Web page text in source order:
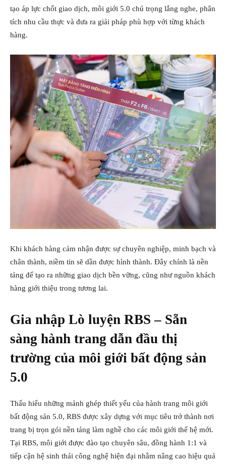
tạo áp lực chốt giao dịch, môi giới 5.0 chú trọng lắng nghe, phân
tích nhu cầu thực và đưa ra giải pháp phù hợp với từng khách
hàng.
Khi khách hàng cảm nhận được sự chuyên nghiệp, minh bạch và
chân thành, niềm tin sẽ dần được hình thành. Đây chính là nền
tảng để tạo ra những giao dịch bền vững, cũng như nguồn khách
hàng giới thiệu trong tương lai.
Gia nhập Lò luyện RBS – Sẵn
sàng hành trang dẫn đầu thị
trường của môi giới bất động sản
5.0
Thấu hiểu những mảnh ghép thiết yếu của hành trang môi giới
bất động sản 5.0, RBS được xây dựng với mục tiêu trở thành nơi
trang bị trọn gói nền tảng làm nghề cho các môi giới thế hệ mới.
Tại RBS, môi giới được đào tạo chuyên sâu, đồng hành 1:1 và
tiếp cận hệ sinh thái công nghệ hiện đại nhằm nâng cao hiệu quả